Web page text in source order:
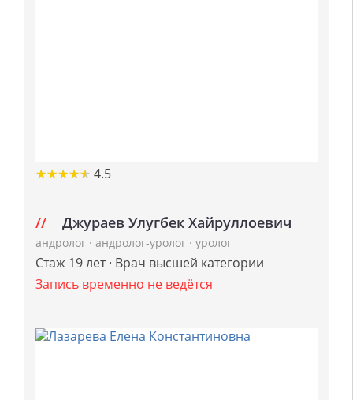
★★★★★
★★★★★ 4.5
Джураев Улугбек Хайруллоевич
андролог · андролог-уролог · уролог
Стаж 19 лет · Врач высшей категории
Запись временно не ведётся